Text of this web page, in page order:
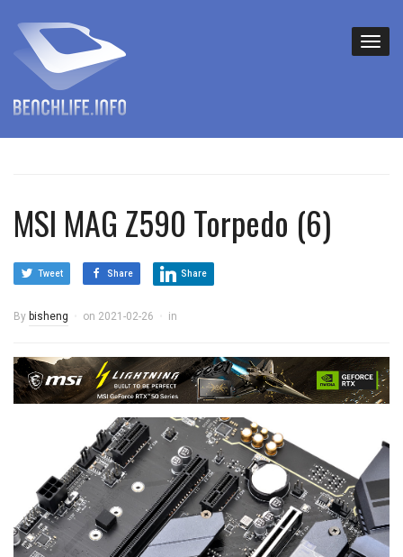
MSI MAG Z590 Torpedo (6)
Tweet Share Share
By bisheng on 2021-02-26 in